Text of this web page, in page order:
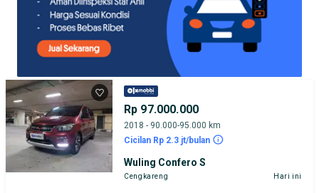
Rp 97.000.000
2018 - 90.000-95.000 km
Cicilan Rp 2.3 jt/bulan
Wuling Confero S
Cengkareng Hari ini